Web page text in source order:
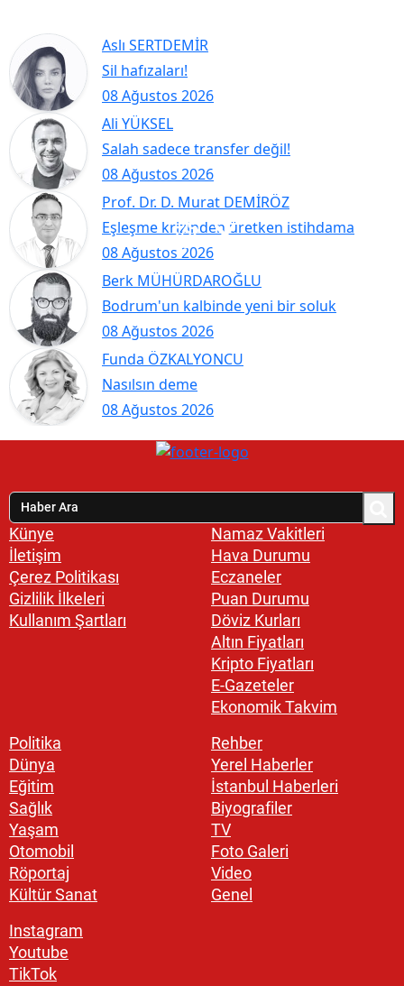
Aslı SERTDEMİR
08 Ağustos 2026
Sil hafızaları!
Ali YÜKSEL
08 Ağustos 2026
Salah sadece transfer değil!
Prof. Dr. D. Murat DEMİRÖZ
08 Ağustos 2026
Eşleşme krizinden üretken istihdama
Berk MÜHÜRDAROĞLU
08 Ağustos 2026
Bodrum'un kalbinde yeni bir soluk
Funda ÖZKALYONCU
08 Ağustos 2026
Nasılsın deme
Künye
İletişim
Çerez Politikası
Gizlilik İlkeleri
Kullanım Şartları
Namaz Vakitleri
Hava Durumu
Eczaneler
Puan Durumu
Döviz Kurları
Altın Fiyatları
Kripto Fiyatları
E-Gazeteler
Ekonomik Takvim
Politika
Dünya
Eğitim
Sağlık
Yaşam
Otomobil
Röportaj
Kültür Sanat
Rehber
Yerel Haberler
İstanbul Haberleri
Biyografiler
TV
Foto Galeri
Video
Genel
Instagram
Youtube
TikTok